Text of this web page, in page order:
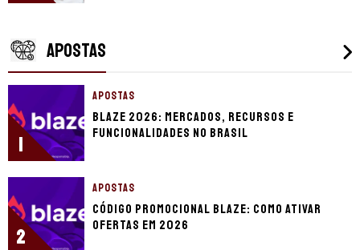
APOSTAS
1
APOSTAS
Blaze 2026: mercados, recursos e
funcionalidades no Brasil
2
APOSTAS
Código promocional Blaze: como ativar
ofertas em 2026